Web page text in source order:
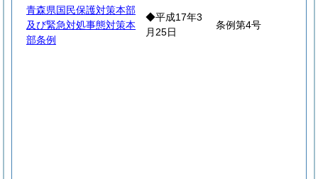
青森県国民保護対策本部
及び緊急対処事態対策本
部条例
◆平成17年3
月25日
条例第4号